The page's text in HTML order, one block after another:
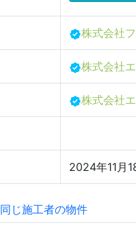
株式会社
株式会社
株式会社
2024年11月
同じ施工者の物件